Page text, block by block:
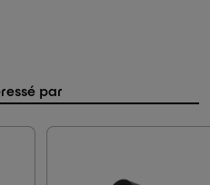
par